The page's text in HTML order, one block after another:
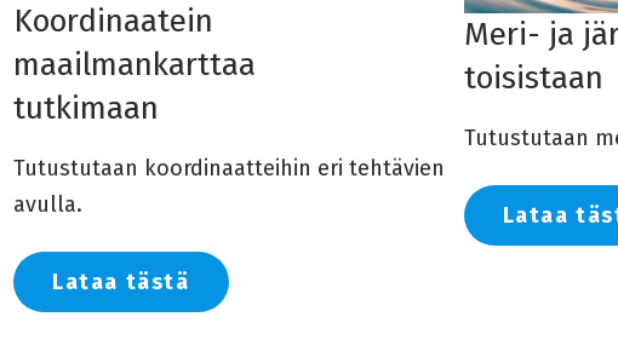
Koordinaatein
maailmankarttaa
tutkimaan
Tutustutaan koordinaatteihin eri tehtävien
avulla.
Lataa tästä
Meri- ja
toisistaan
Tutustutaan
Lataa